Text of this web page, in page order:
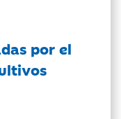
por el